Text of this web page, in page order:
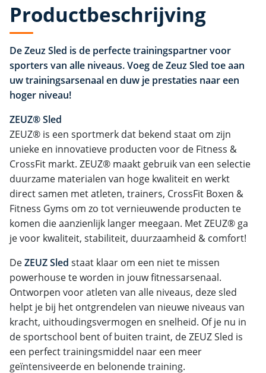
Productbeschrijving
De Zeuz Sled is de perfecte trainingspartner voor
sporters van alle niveaus. Voeg de Zeuz Sled toe aan
uw trainingsarsenaal en duw je prestaties naar een
hoger niveau!
ZEUZ® Sled
ZEUZ® is een sportmerk dat bekend staat om zijn
unieke en innovatieve producten voor de Fitness &
CrossFit markt. ZEUZ® maakt gebruik van een selectie
duurzame materialen van hoge kwaliteit en werkt
direct samen met atleten, trainers, CrossFit Boxen &
Fitness Gyms om zo tot vernieuwende producten te
komen die aanzienlijk langer meegaan. Met ZEUZ® ga
je voor kwaliteit, stabiliteit, duurzaamheid & comfort!
DeZEUZ Sled staat klaar om een niet te missen
powerhouse te worden in jouw fitnessarsenaal.
Ontworpen voor atleten van alle niveaus, deze sled
helpt je bij het ontgrendelen van nieuwe niveaus van
kracht, uithoudingsvermogen en snelheid. Of je nu in
de sportschool bent of buiten traint, de ZEUZ Sled is
een perfect trainingsmiddel naar een meer
geïntensiveerde en belonende training.